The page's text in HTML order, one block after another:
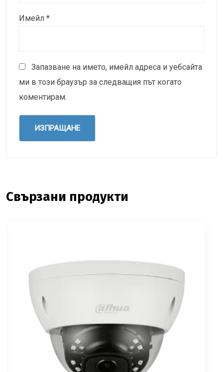
Имейл *
Запазване на името, имейл адреса и уебсайта
ми в този браузър за следващия път когато
коментирам.
Свързани продукти